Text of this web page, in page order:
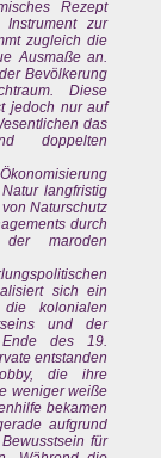
Rezept
zur
zugleich die
Ausmaße an.
Bevölkerung
Diese
jedoch nur auf
das
doppelten
langfristig
Naturschutz
durch
maroden
sich ein
kolonialen
und der
des 19.
entstanden
die ihre
weniger weiße
bekamen
aufgrund
für